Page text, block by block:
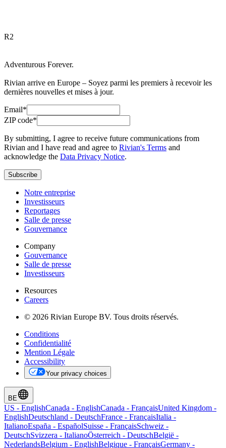
R2
Adventurous Forever.
Rivian arrive en Europe – Soyez parmi les premiers à recevoir les
dernières nouvelles et mises à jour.
Email*
ZIP code*
By submitting, I agree to receive future communications from
Rivian and I have read and agree to Rivian's Terms and
acknowledge the Data Privacy Notice.
Subscribe
Notre entreprise
Investisseurs
Reportages
Salle de presse
Gouvernance
Company
Gouvernance
Salle de presse
Investisseurs
Resources
Careers
© 2026 Rivian Europe BV. Tous droits réservés.
Conditions
Confidentialité
Mention Légale
Accessibility
Your privacy choices
BE
US - EnglishCanada - EnglishCanada - FrançaisUnited Kingdom -
EnglishDeutschland - DeutschFrance - FrançaisItalia -
ItalianoEspaña - EspañolSuisse - FrançaisSchweiz -
DeutschSvizzera - ItalianoÖsterreich - DeutschBelgië -
NederlandsBelgium - EnglishBelgique - FrançaisGermany -